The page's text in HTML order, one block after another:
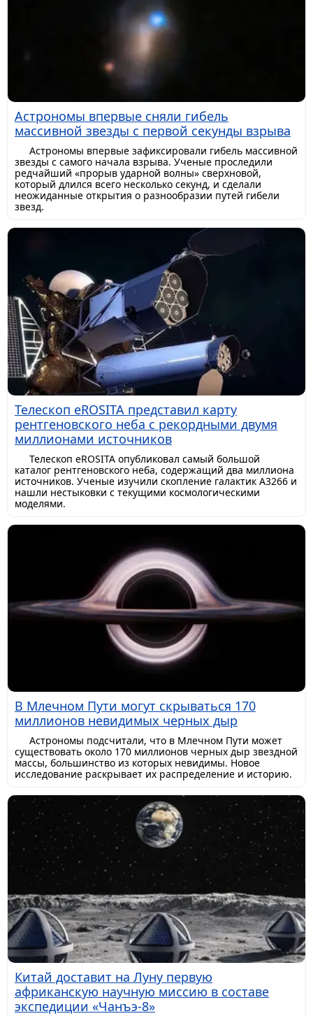
Астрономы впервые сняли гибель
массивной звезды с первой секунды взрыва
Астрономы впервые зафиксировали гибель массивной
звезды с самого начала взрыва. Ученые проследили
редчайший «прорыв ударной волны» сверхновой,
который длился всего несколько секунд, и сделали
неожиданные открытия о разнообразии путей гибели
звезд.
Телескоп eROSITA представил карту
рентгеновского неба с рекордными двумя
миллионами источников
Телескоп eROSITA опубликовал самый большой
каталог рентгеновского неба, содержащий два миллиона
источников. Ученые изучили скопление галактик A3266 и
нашли нестыковки с текущими космологическими
моделями.
В Млечном Пути могут скрываться 170
миллионов невидимых черных дыр
Астрономы подсчитали, что в Млечном Пути может
существовать около 170 миллионов черных дыр звездной
массы, большинство из которых невидимы. Новое
исследование раскрывает их распределение и историю.
Китай доставит на Луну первую
африканскую научную миссию в составе
экспедиции «Чанъэ-8»